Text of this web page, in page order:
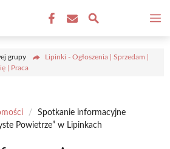
grupy
Lipinki - Ogłoszenia | Sprzedam |
| Praca
/
Spotkanie informacyjne
Powietrze” w Lipinkach